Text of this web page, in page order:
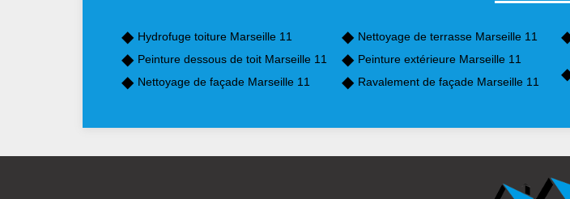
Hydrofuge toiture Marseille 11
Peinture dessous de toit Marseille 11
Nettoyage de façade Marseille 11
Nettoyage de terrasse Marseille 11
Peinture extérieure Marseille 11
Ravalement de façade Marseille 11